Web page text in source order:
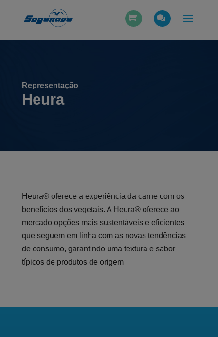
Representação
Heura
Heura® oferece a experiência da carne com os
benefícios dos vegetais. A Heura® oferece ao
mercado opções mais sustentáveis e eficientes
que seguem em linha com as novas tendências
de consumo, garantindo uma textura e sabor
típicos de produtos de origem